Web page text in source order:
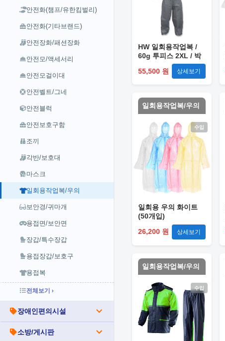
안전화(챔프/유한킴벌리)
안전화(기타브랜드)
안전장화/패션장화
안전모/액세서리
안전모걸이대
안전벨트/그네
안전블럭
안전보호구함
조끼
각반/보호대
마스크
일회용작업복/우의
보안경/귀마개
용접면/보안면
장갑/특수장갑
용접장갑/보호구
용접복
전체보기 ›
장애인편의시설
소방/게시판
HW 일회용작업복 /
60g 투피스 2XL / 박
55,500 원
상세보기
일회용작업복/우의
수입
일회용 우의 화이트
(50개입)
26,200 원
상세보기
일회용작업복/우의
수입